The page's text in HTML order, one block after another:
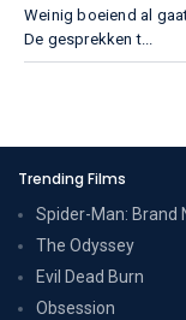
Weinig boeiend al
De gesprekken t...
Trending Films
Spider-Man: Brand
The Odyssey
Evil Dead Burn
Obsession